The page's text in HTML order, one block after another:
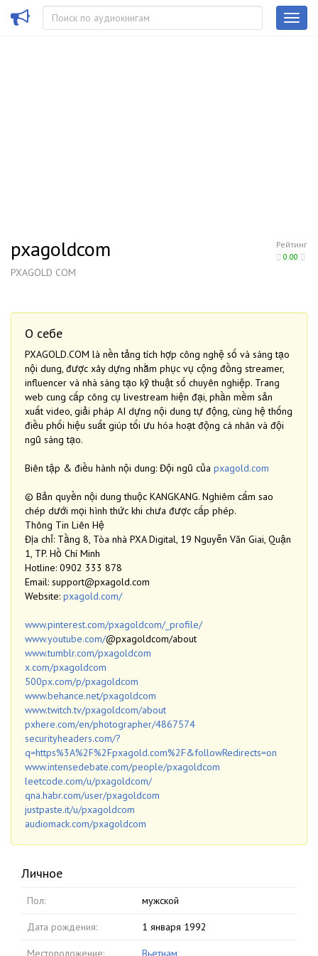
Рейтинг
0.00
pxagoldcom
PXAGOLD COM
О себе
PXAGOLD.COM là nền tảng tích hợp công nghệ số và sáng tạo
nội dung, được xây dựng nhằm phục vụ cộng đồng streamer,
influencer và nhà sáng tạo kỹ thuật số chuyên nghiệp. Trang
web cung cấp công cụ livestream hiện đại, phần mềm sản
xuất video, giải pháp AI dựng nội dung tự động, cùng hệ thống
điều phối hiệu suất giúp tối ưu hóa hoạt động cá nhân và đội
ngũ sáng tạo.
Biên tập & điều hành nội dung: Đội ngũ của pxagold.com
© Bản quyền nội dung thuộc KANGKANG. Nghiêm cấm sao
chép dưới mọi hình thức khi chưa được cấp phép.
Thông Tin Liên Hệ
Địa chỉ: Tầng 8, Tòa nhà PXA Digital, 19 Nguyễn Văn Giai, Quận
1, TP. Hồ Chí Minh
Hotline: 0902 333 878
Email: support@pxagold.com
Website: pxagold.com/
www.pinterest.com/pxagoldcom/_profile/
www.youtube.com/@pxagoldcom/about
www.tumblr.com/pxagoldcom
x.com/pxagoldcom
500px.com/p/pxagoldcom
www.behance.net/pxagoldcom
www.twitch.tv/pxagoldcom/about
pxhere.com/en/photographer/4867574
securityheaders.com/?
q=https%3A%2F%2Fpxagold.com%2F&followRedirects=on
www.intensedebate.com/people/pxagoldcom
leetcode.com/u/pxagoldcom/
qna.habr.com/user/pxagoldcom
justpaste.it/u/pxagoldcom
audiomack.com/pxagoldcom
Личное
Пол: мужской
Дата рождения: 1 января 1992
Местоположение: Вьетнам